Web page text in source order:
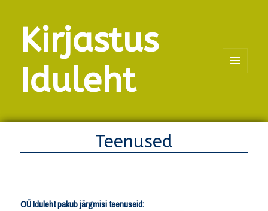
Kirjastus
Iduleht
Teenused
OÜ Iduleht pakub järgmisi teenuseid: